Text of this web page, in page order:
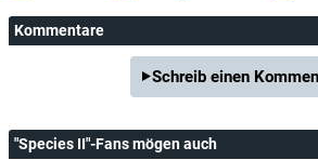
Kommentare
Schreib einen
"Species II"-Fans mögen auch